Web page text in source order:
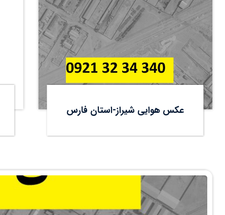
عکس هوایی شیراز-استان فارس